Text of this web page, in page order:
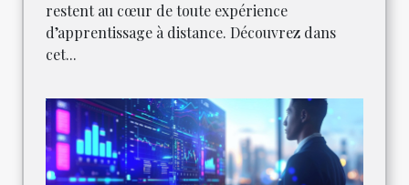
restent au cœur de toute expérience
d’apprentissage à distance. Découvrez dans
cet...